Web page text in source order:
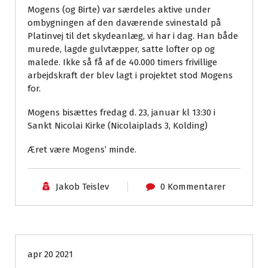
Mogens (og Birte) var særdeles aktive under
ombygningen af den daværende svinestald på
Platinvej til det skydeanlæg, vi har i dag. Han både
murede, lagde gulvtæpper, satte lofter op og
malede. Ikke så få af de 40.000 timers frivillige
arbejdskraft der blev lagt i projektet stod Mogens
for.
Mogens bisættes fredag d. 23, januar kl 13:30 i
Sankt Nicolai Kirke (Nicolaiplads 3, Kolding)
Æret være Mogens’ minde.
Jakob Teislev 0 Kommentarer
apr 20 2021